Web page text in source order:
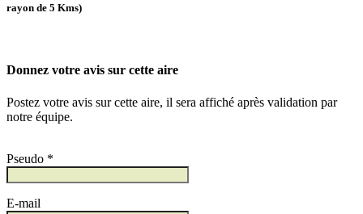
rayon de 5 Kms)
Donnez votre avis sur cette aire
Postez votre avis sur cette aire, il sera affiché après validation par
notre équipe.
Pseudo *
E-mail